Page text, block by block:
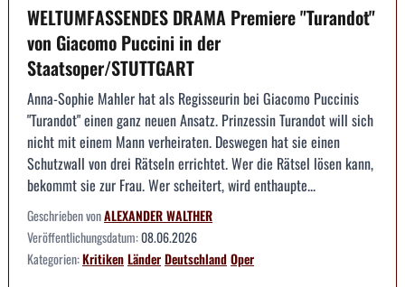
WELTUMFASSENDES DRAMA Premiere "Turandot"
von Giacomo Puccini in der
Staatsoper/STUTTGART
Anna-Sophie Mahler hat als Regisseurin bei Giacomo Puccinis
"Turandot" einen ganz neuen Ansatz. Prinzessin Turandot will sich
nicht mit einem Mann verheiraten. Deswegen hat sie einen
Schutzwall von drei Rätseln errichtet. Wer die Rätsel lösen kann,
bekommt sie zur Frau. Wer scheitert, wird enthaupte...
Geschrieben vonALEXANDER WALTHER
Veröffentlichungsdatum:08.06.2026
Kategorien:KritikenLänderDeutschlandOper